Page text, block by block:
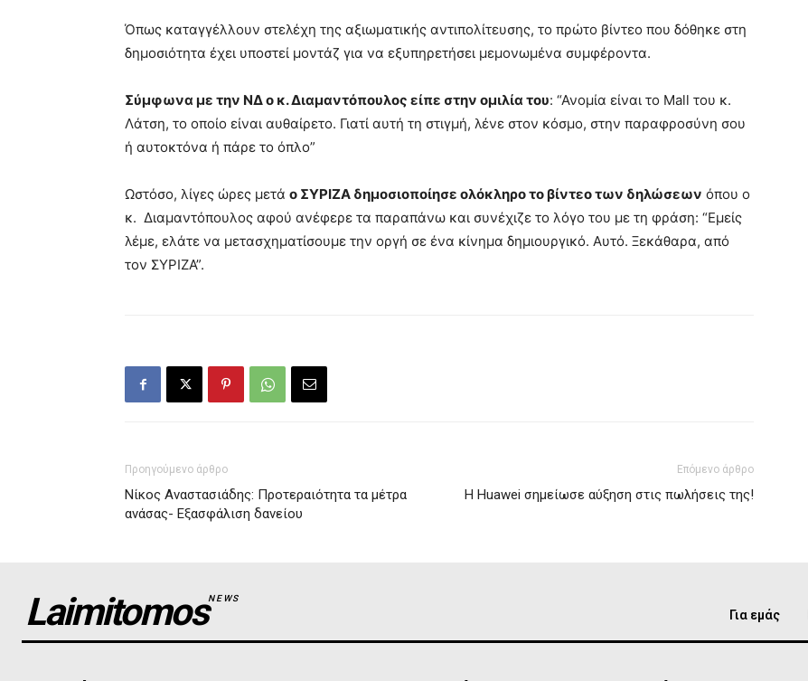
Όπως καταγγέλλουν στελέχη της αξιωματικής αντιπολίτευσης, το πρώτο βίντεο που δόθηκε στη
δημοσιότητα έχει υποστεί μοντάζ για να εξυπηρετήσει μεμονωμένα συμφέροντα.
Σύμφωνα με την ΝΔ ο κ. Διαμαντόπουλος είπε στην ομιλία του: “Ανομία είναι το Mall του κ.
Λάτση, το οποίο είναι αυθαίρετο. Γιατί αυτή τη στιγμή, λένε στον κόσμο, στην παραφροσύνη σου
ή αυτοκτόνα ή πάρε το όπλο”
Ωστόσο, λίγες ώρες μετά ο ΣΥΡΙΖΑ δημοσιοποίησε ολόκληρο το βίντεο των δηλώσεων όπου ο
κ. Διαμαντόπουλος αφού ανέφερε τα παραπάνω και συνέχιζε το λόγο του με τη φράση: “Εμείς
λέμε, ελάτε να μετασχηματίσουμε την οργή σε ένα κίνημα δημιουργικό. Αυτό. Ξεκάθαρα, από
τον ΣΥΡΙΖΑ”.
Προηγούμενο άρθρο
Νίκος Αναστασιάδης: Προτεραιότητα τα μέτρα
ανάσας- Εξασφάλιση δανείου
Επόμενο άρθρο
Η Huawei σημείωσε αύξηση στις πωλήσεις της!
LaimitomosNEWS
Για εμάς